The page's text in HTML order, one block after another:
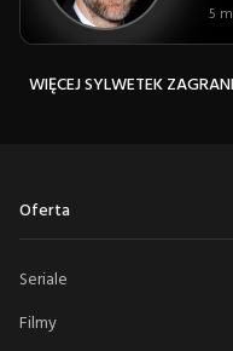
5
WIĘCEJ SYLWETEK
Oferta
Seriale
Filmy